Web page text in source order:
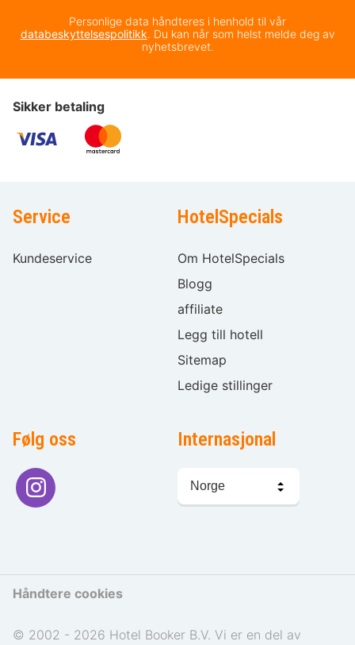
Personlige data håndteres i henhold til vår
databeskyttelsespolitikk. Du kan når som helst melde deg av
nyhetsbrevet.
Sikker betaling
Service
Kundeservice
HotelSpecials
Om HotelSpecials
Blogg
affiliate
Legg till hotell
Sitemap
Ledige stillinger
Følg oss Internasjonal
Håndtere cookies
© 2002 - 2026 Hotel Booker B.V. Vi er en del av